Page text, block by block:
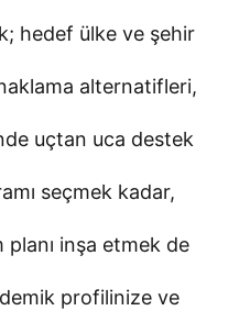
hedef ülke ve şehir
alternatifleri,
uçtan uca destek
seçmek kadar,
inşa etmek de
profilinize ve